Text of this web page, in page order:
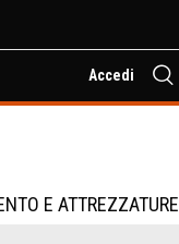
Accedi
E ATTREZZATURE